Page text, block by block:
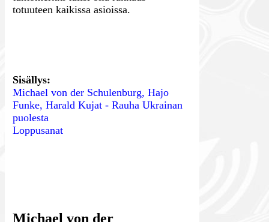
totuuteen kaikissa asioissa.
Sisällys:
Michael von der Schulenburg, Hajo
Funke, Harald Kujat - Rauha Ukrainan
puolesta
Loppusanat
Michael von der